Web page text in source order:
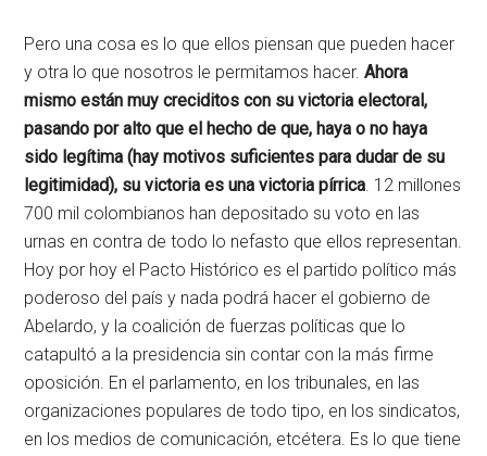
Pero una cosa es lo que ellos piensan que pueden hacer
y otra lo que nosotros le permitamos hacer.Ahora
mismo están muy creciditos con su victoria electoral,
pasando por alto que el hecho de que, haya o no haya
sido legítima (hay motivos suficientes para dudar de su
legitimidad), su victoria es una victoria pírrica. 12 millones
700 mil colombianos han depositado su voto en las
urnas en contra de todo lo nefasto que ellos representan.
Hoy por hoy el Pacto Histórico es el partido político más
poderoso del país y nada podrá hacer el gobierno de
Abelardo, y la coalición de fuerzas políticas que lo
catapultó a la presidencia sin contar con la más firme
oposición. En el parlamento, en los tribunales, en las
organizaciones populares de todo tipo, en los sindicatos,
en los medios de comunicación, etcétera. Es lo que tiene